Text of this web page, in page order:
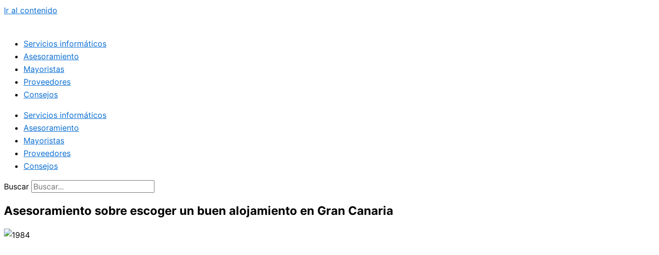
Ir al contenido
Servicios informáticos
Asesoramiento
Mayoristas
Proveedores
Consejos
Servicios informáticos
Asesoramiento
Mayoristas
Proveedores
Consejos
Buscar
Asesoramiento sobre escoger un buen alojamiento en Gran Canaria